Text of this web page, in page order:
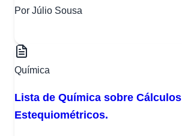
Por Júlio Sousa
Química
Lista de Química sobre Cálculos
Estequiométricos.